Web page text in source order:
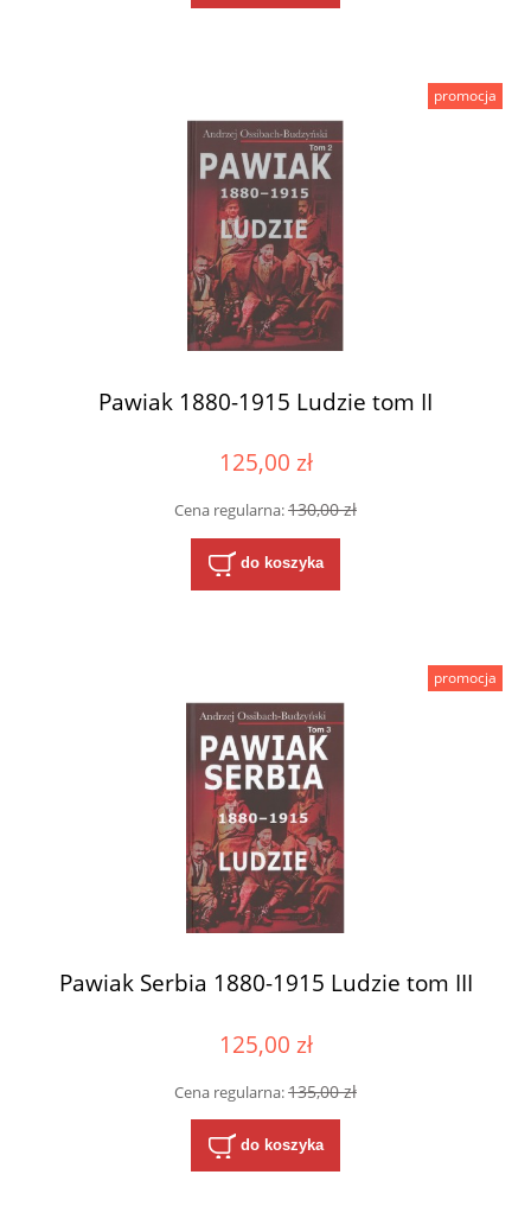
Pawiak 1880-1915 Ludzie tom II
125,00 zł
Cena regularna:130,00 zł
do koszyka
promocja
Pawiak Serbia 1880-1915 Ludzie tom III
125,00 zł
Cena regularna:135,00 zł
do koszyka
promocja